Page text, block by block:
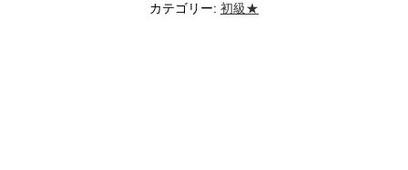
カテゴリー: 初級★